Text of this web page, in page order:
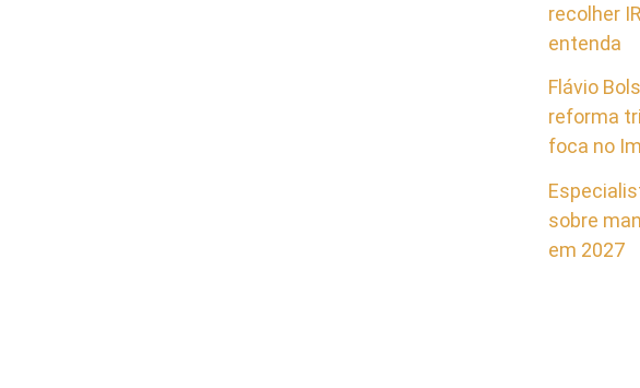
recolher
entenda
Flávio
reforma
foca no
sobre
em 2027